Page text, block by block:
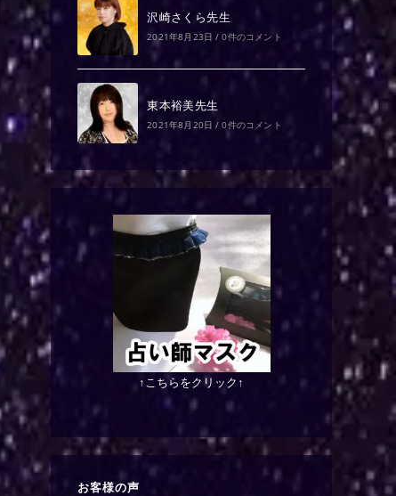
沢崎さくら先生
2021年8月23日 / 0件のコメント
東本裕美先生
2021年8月20日 / 0件のコメント
↑こちらをクリック↑
お客様の声